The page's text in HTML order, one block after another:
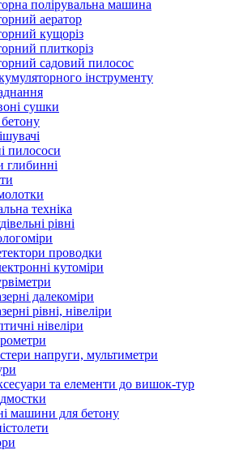
полірувальна машина
аератор
кущоріз
плиткоріз
садовий пилосос
інструменту
сушки
пилососи
глибинні
техніка
рівні
проводки
кутоміри
далекоміри
рівні, нівеліри
нівеліри
напруги, мультиметри
та елементи до вишок-тур
машини для бетону